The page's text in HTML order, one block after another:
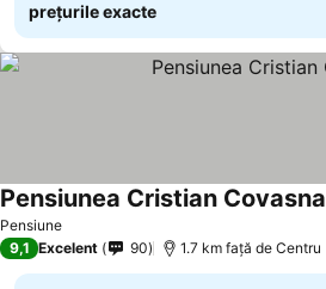
prețurile exacte
Pensiune
Pensiunea Cristian Covasna
9,1 Excelent 90 1.7 km faţă de Centru